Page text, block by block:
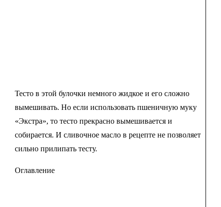
Тесто в этой булочки немного жидкое и его сложно
вымешивать. Но если использовать пшеничную муку
«Экстра», то тесто прекрасно вымешивается и
собирается. И сливочное масло в рецепте не позволяет
сильно прилипать тесту.
Оглавление